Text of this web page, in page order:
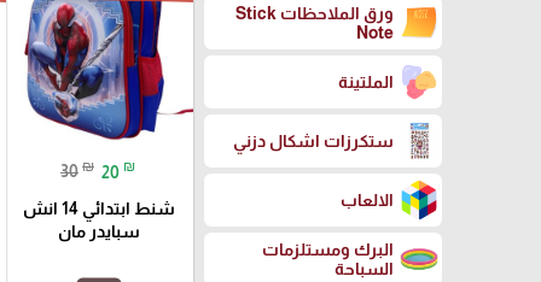
ورق الملاحظات Stick
Note
الملتينة
ستكرزات اشكال دزني
الالعاب
البرك ومستلزمات
السباحة
30 ₪ 20 ₪
شنط ابتدائي 14 انش
سبايدر مان